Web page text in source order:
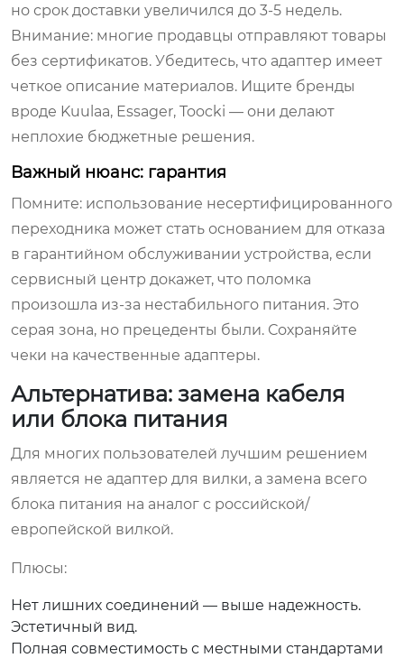
но срок доставки увеличился до 3-5 недель.
Внимание: многие продавцы отправляют товары
без сертификатов. Убедитесь, что адаптер имеет
четкое описание материалов. Ищите бренды
вроде Kuulaa, Essager, Toocki — они делают
неплохие бюджетные решения.
Важный нюанс: гарантия
Помните: использование несертифицированного
переходника может стать основанием для отказа
в гарантийном обслуживании устройства, если
сервисный центр докажет, что поломка
произошла из-за нестабильного питания. Это
серая зона, но прецеденты были. Сохраняйте
чеки на качественные адаптеры.
Альтернатива: замена кабеля
или блока питания
Для многих пользователей лучшим решением
является не адаптер для вилки, а замена всего
блока питания на аналог с российской/
европейской вилкой.
Плюсы:
Нет лишних соединений — выше надежность.
Эстетичный вид.
Полная совместимость с местными стандартами